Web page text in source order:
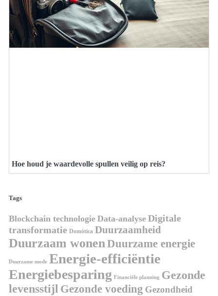
Hoe houd je waardevolle spullen veilig op reis?
Tags
Blockchain technologie Data-analyse Digitale
transformatie Domótica Duurzaamheid
Duurzaam wonenDuurzame energie
Duurzame mode Energie-efficiëntie
Energiebesparing Financiële planning Gezonde
levensstijl Gezonde voeding Gezondheid